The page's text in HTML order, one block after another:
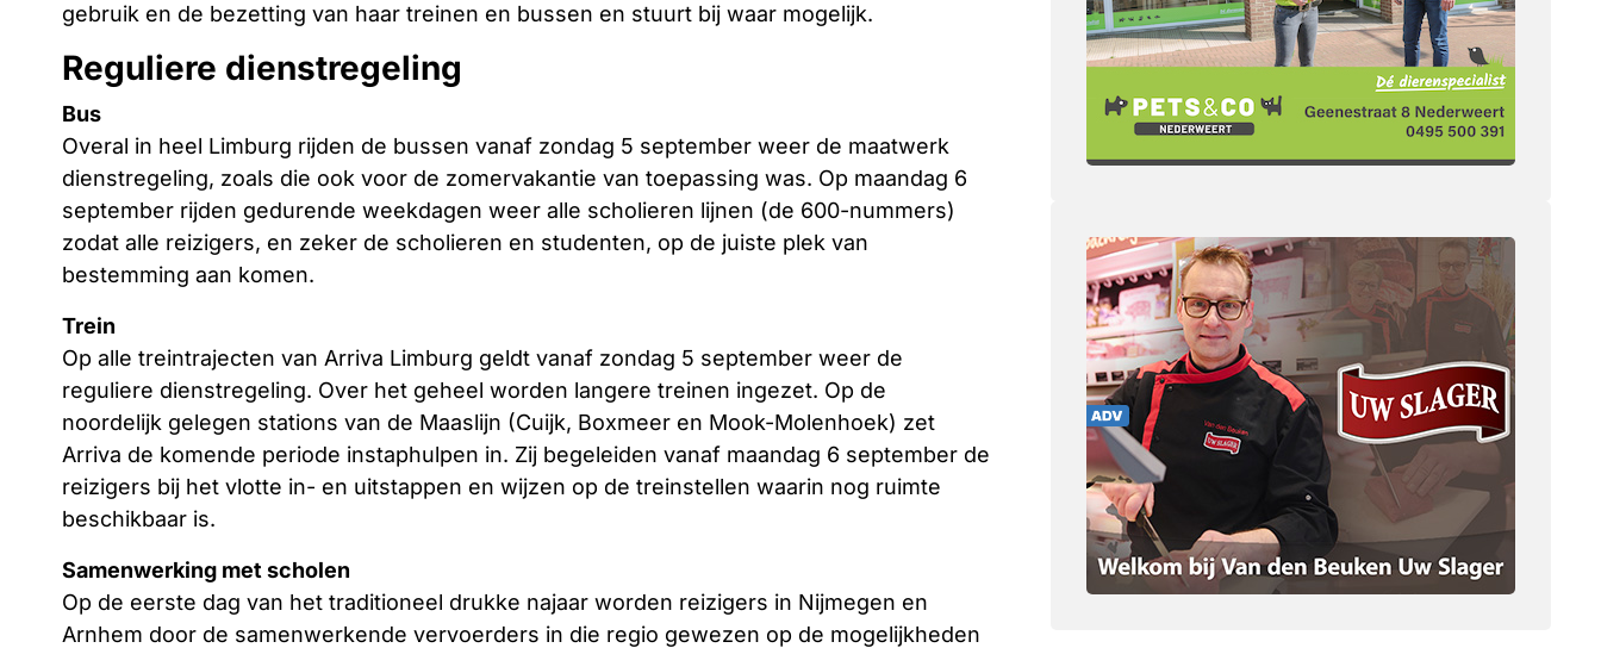
gebruik en de bezetting van haar treinen en bussen en stuurt bij waar mogelijk.
Reguliere dienstregeling
Bus
Overal in heel Limburg rijden de bussen vanaf zondag 5 september weer de maatwerk
dienstregeling, zoals die ook voor de zomervakantie van toepassing was. Op maandag 6
september rijden gedurende weekdagen weer alle scholieren lijnen (de 600-nummers)
zodat alle reizigers, en zeker de scholieren en studenten, op de juiste plek van
bestemming aan komen.
Trein
Op alle treintrajecten van Arriva Limburg geldt vanaf zondag 5 september weer de
reguliere dienstregeling. Over het geheel worden langere treinen ingezet. Op de
noordelijk gelegen stations van de Maaslijn (Cuijk, Boxmeer en Mook-Molenhoek) zet
Arriva de komende periode instaphulpen in. Zij begeleiden vanaf maandag 6 september de
reizigers bij het vlotte in- en uitstappen en wijzen op de treinstellen waarin nog ruimte
beschikbaar is.
Samenwerking met scholen
Op de eerste dag van het traditioneel drukke najaar worden reizigers in Nijmegen en
Arnhem door de samenwerkende vervoerders in die regio gewezen op de mogelijkheden